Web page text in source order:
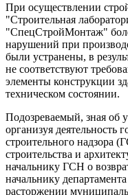
При осуществлении
"Строительная
"СпецСтройМонтаж"
нарушений при
были устранены, в
не соответствуют
элементы конструкции
техническом состоянии.
Подозреваемый, зная об
организуя деятельность
строительного надзора
строительства и
начальнику ГСН о
начальнику
расторжении